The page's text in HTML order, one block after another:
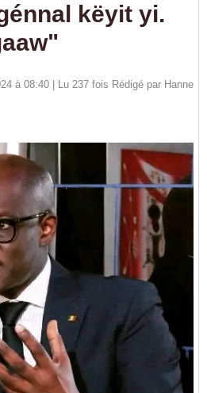
këyit yi.
à 08:40 | Lu 237 fois Rédigé par Hanne